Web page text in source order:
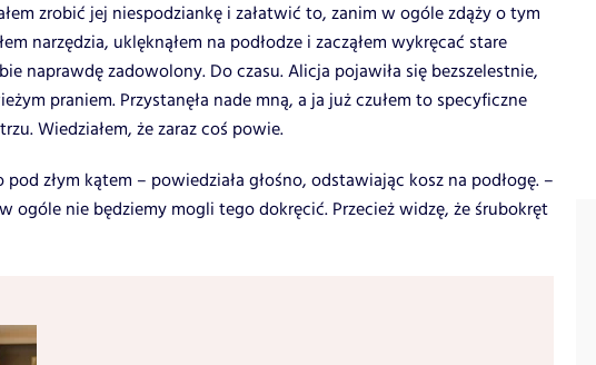
zrobić jej niespodziankę i załatwić to, zanim w ogóle zdąży o tym
narzędzia, uklęknąłem na podłodze i zacząłem wykręcać stare
naprawdę zadowolony. Do czasu. Alicja pojawiła się bezszelestnie,
praniem. Przystanęła nade mną, a ja już czułem to specyficzne
Wiedziałem, że zaraz coś powie.
złym kątem – powiedziała głośno, odstawiając kosz na podłogę. –
ogóle nie będziemy mogli tego dokręcić. Przecież widzę, że śrubokręt